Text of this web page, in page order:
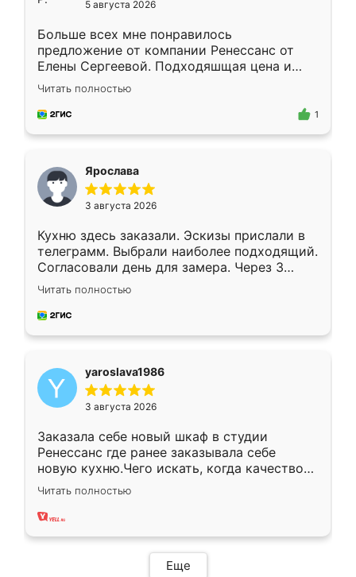
5 августа 2026
Больше всех мне понравилось
предложение от компании Ренессанс от
Елены Сергеевой. Подходяшщая цена и
короткие сроки изготовления. Приехавший
для замера сотрудник Владислав
предложил по моему эскизу самый
Читать полностью
1
Ярослава
3 августа 2026
Кухню здесь заказали. Эскизы прислали в
телеграмм. Выбрали наиболее подходящий.
Согласовали день для замера. Через 3
недели кухня была уже готова. Остались
довольны работой. Спасибо Ренессанс
мебель за качественную работу!
Читать полностью
yaroslava1986
3 августа 2026
Заказала себе новый шкаф в студии
Ренессанс где ранее заказывала себе
новую кухню.Чего искать, когда качеством
вполне довольна. Служит кухня уже почти
два года, нареканий нет.
Читать полностью
Еще